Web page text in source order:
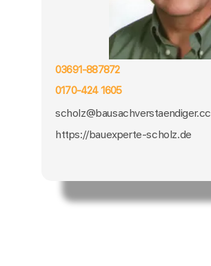
03691-887872
0170-424 1605
scholz@bausachverstaendiger.cc
https://bauexperte-scholz.de